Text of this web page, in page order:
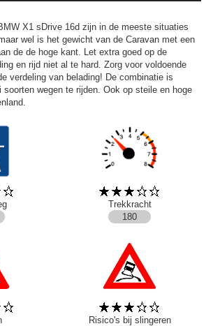
X1 sDrive 16d zijn in de meeste situaties
wel is het gewicht van de Caravan met een
de de hoge kant. Let extra goed op de
en rijd niet al te hard. Zorg voor voldoende
verdeling van belading! De combinatie is
wegen te rijden. Ook op steile en hoge
Trekkracht
180
Risico's bij slingeren